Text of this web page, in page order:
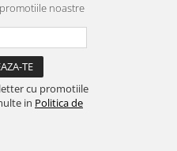
noastre
cu promotiile
in Politica de